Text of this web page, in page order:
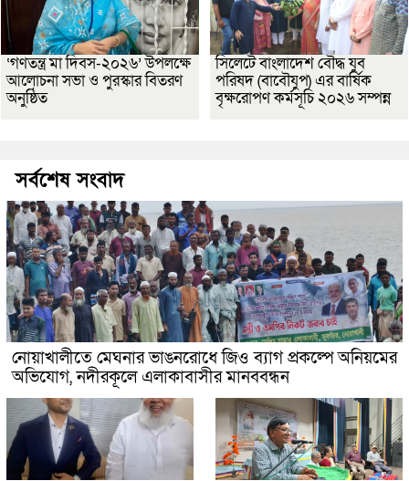
‘গণতন্ত্র মা দিবস-২০২৬’ উপলক্ষে
আলোচনা সভা ও পুরস্কার বিতরণ
অনুষ্ঠিত
সিলেটে বাংলাদেশ বৌদ্ধ যুব
পরিষদ (বাবৌযুপ) এর বার্ষিক
বৃক্ষরোপণ কর্মসূচি ২০২৬ সম্পন্ন
সর্বশেষ সংবাদ
নোয়াখালীতে মেঘনার ভাঙনরোধে জিও ব্যাগ প্রকল্পে অনিয়মের
অভিযোগ, নদীরকূলে এলাকাবাসীর মানববন্ধন